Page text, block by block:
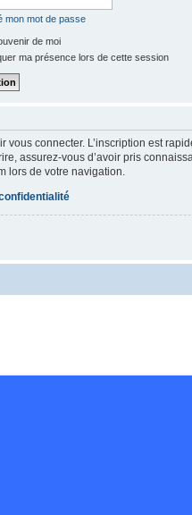
mon mot de passe
de moi
ma présence lors de cette session
vous connecter. L’inscription est
assurez-vous d’avoir pris
lors de votre navigation.